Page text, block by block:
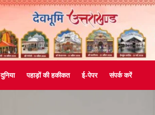
दुनिया पहाड़ों की हकीकत ई-पेपर संपर्क करें